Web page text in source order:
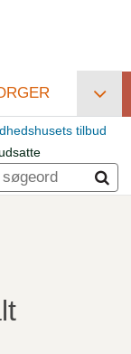
tilbud